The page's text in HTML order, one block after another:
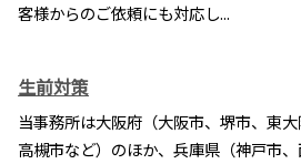
客様からのご依頼にも対応し...
生前対策
当事務所は大阪府（大阪市、堺市、東大
高槻市など）のほか、兵庫県（神戸市